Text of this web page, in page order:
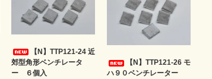
【N】TTP121-24 近
郊型角形ベンチレータ
ー ６個入
【N】TTP121-26 モ
ハ９０ベンチレーター